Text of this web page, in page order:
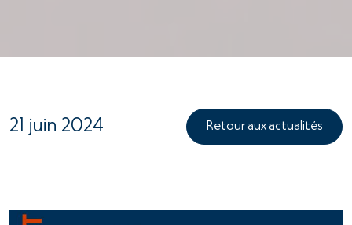
21 juin 2024 Retour aux actualités